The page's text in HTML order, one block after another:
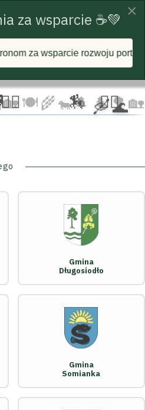
🦅 🦅 ☁️
🏡 🍽️🌾🐄🌲 🌲🌳🏡
🚴‍♂️
🏇 🛶 🌊
Gmina
Długosiodło
Gmina
Somianka
×
za wsparcie ☕💚
rozwoju portalu i każdą